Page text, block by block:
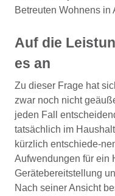
Betreuten Wohnens in
Auf die
es an
Zu dieser Frage hat
zwar noch nicht
jeden Fall
tatsächlich im
kürzlich entschiede-
Aufwendungen für ein
Gerätebereitstellung
Nach seiner Ansicht